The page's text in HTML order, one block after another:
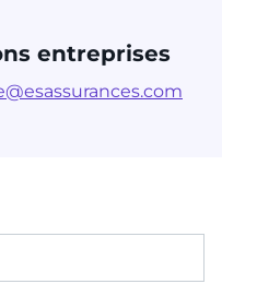
entreprises